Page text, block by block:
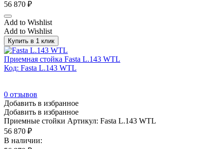
56 870 ₽
Add to Wishlist
Add to Wishlist
Купить в 1 клик
Приемная стойка Fasta L.143 WTL
Код: Fasta L.143 WTL
0 отзывов
Добавить в избранное
Добавить в избранное
Приемные стойки Артикул: Fasta L.143 WTL
56 870 ₽
В наличии: